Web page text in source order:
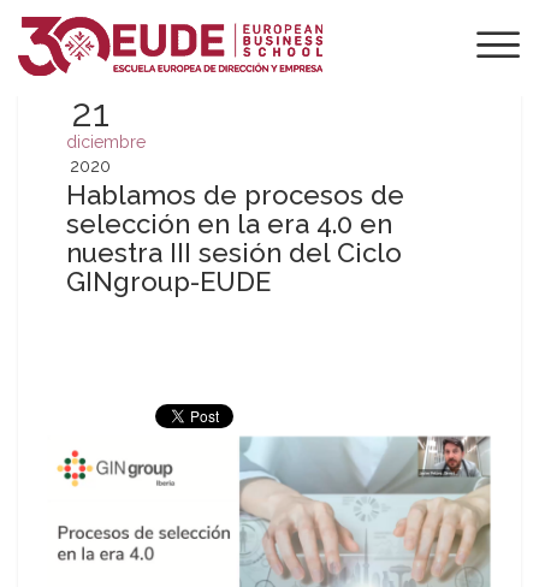
21
diciembre
2020
Hablamos de procesos de
selección en la era 4.0 en
nuestra III sesión del Ciclo
GINgroup-EUDE